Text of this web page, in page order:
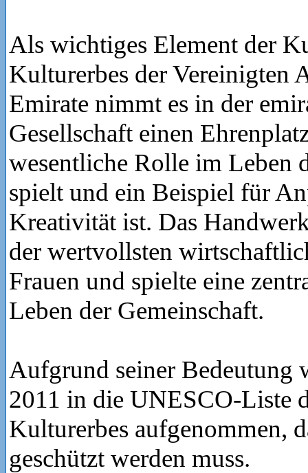
Als wichtiges Element der
Kulturerbes der Vereinigten
Emirate nimmt es in der
Gesellschaft einen
wesentliche Rolle im Leben
spielt und ein Beispiel für
Kreativität ist. Das
der wertvollsten
Frauen und spielte eine
Leben der Gemeinschaft.
Aufgrund seiner Bedeutung
2011 in die UNESCO-Liste
Kulturerbes aufgenommen,
geschützt werden muss.